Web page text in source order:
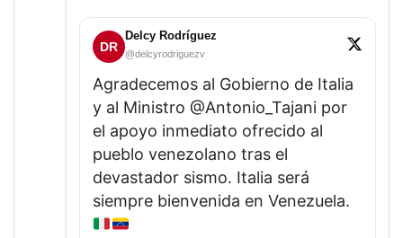
DR
Delcy Rodríguez
@delcyrodriguezv
Agradecemos al Gobierno de Italia
y al Ministro @Antonio_Tajani por
el apoyo inmediato ofrecido al
pueblo venezolano tras el
devastador sismo. Italia será
siempre bienvenida en Venezuela.